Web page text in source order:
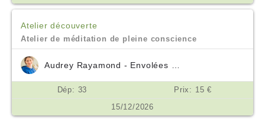
Atelier découverte
Atelier de méditation de pleine conscience
Dép: 33
Prix: 15 €
15/12/2026